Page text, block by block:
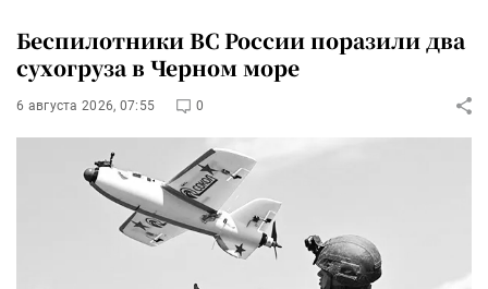
Беспилотники ВС России поразили два
сухогруза в Черном море
6 августа 2026, 07:55 0